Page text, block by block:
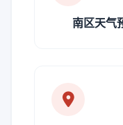
南区天气